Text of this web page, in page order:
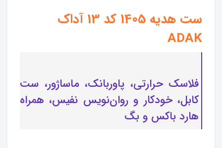
ست هدیه 1405 کد 13 آداک
ADAK
فلاسک حرارتی، پاوربانک، ماساژور، ست
کابل، خودکار و روان‌نویس نفیس، همراه
هارد باکس و بگ